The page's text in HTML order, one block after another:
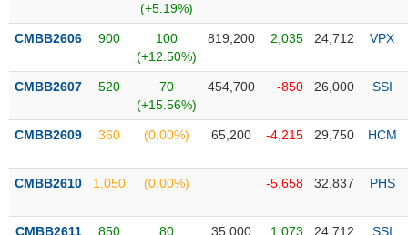
ký
quỹ
Danh
mục
Cổ
chi
(+5.19%)
CMBB2606 900
100
(+12.50%)
819,200 2,035 24,712 VPX
CMBB2607 520
70
(+15.56%)
454,700 -850 26,000 SSI
CMBB2609 360 (0.00%) 65,200 -4,215 29,750 HCM
CMBB2610 1,050 (0.00%) -5,658 32,837 PHS
CMBB2611 850 80 35,000 1,073 24,712 SSI
DỮ
TIN